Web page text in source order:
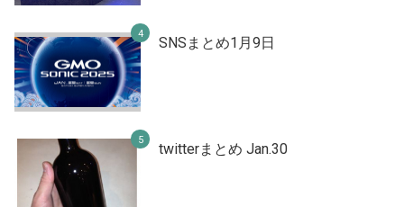
SNSまとめ1月9日
twitterまとめ Jan.30